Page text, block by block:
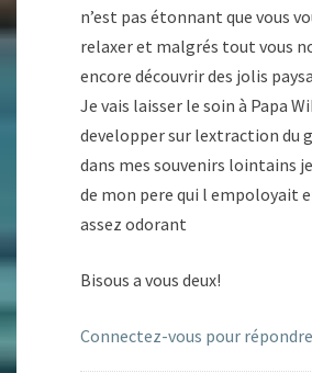
n’est pas étonnant que vous
relaxer et malgrés tout vous
encore découvrir des jolis
Je vais laisser le soin à Papa
developper sur lextraction du
dans mes souvenirs lointains
de mon pere qui l empoloyait
assez odorant
Bisous a vous deux!
Connectez-vous pour répondre